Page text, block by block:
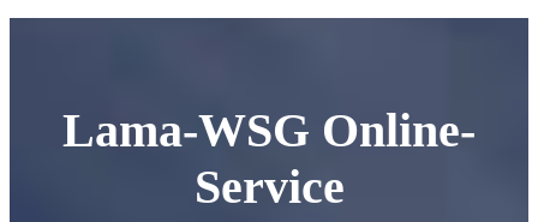
Lama-WSG Online-
Service